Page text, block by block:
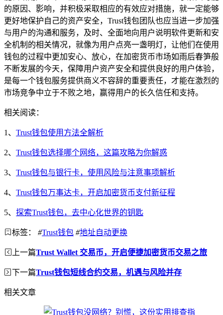
的原因、影响，并积极采取相应的有效应对措施，就一定能够
更好地保护自己的资产安全，Trust钱包团队也应当进一步加强
与用户的沟通和服务，及时、全面地向用户说明软件更新和安
全机制的相关情况，就像为用户点亮一盏明灯，让他们在使用
钱包的过程中更加安心、放心，在加密货币市场如雨后春笋般
不断发展的今天，保障用户资产安全和提供良好的用户体验，
是每一个钱包服务提供商义不容辞的重要责任，才能在激烈的
市场竞争中立于不败之地，赢得用户的长久信任和支持。
相关阅读：
1、 Trust钱包使用方法全解析
2、 Trust钱包选择哪个网络，这篇攻略为你解惑
3、 Trust钱包与银行卡，使用风险与注意事项解析
4、 Trust钱包万事达卡，开启加密货币支付新征程
5、 探索Trust钱包，去中心化世界的钥匙
标签： #Trust钱包 #地址自动更换
上一篇Trust Wallet 交易币，开启便捷加密货币交易之旅
下一篇Trust钱包短线合约交易，机遇与风险并存
相关文章